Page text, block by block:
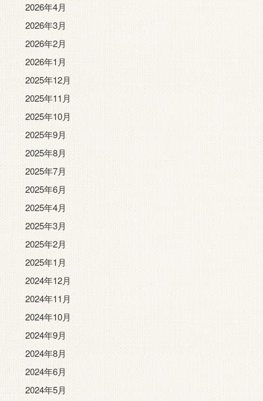
2026年4月
2026年3月
2026年2月
2026年1月
2025年12月
2025年11月
2025年10月
2025年9月
2025年8月
2025年7月
2025年6月
2025年4月
2025年3月
2025年2月
2025年1月
2024年12月
2024年11月
2024年10月
2024年9月
2024年8月
2024年6月
2024年5月